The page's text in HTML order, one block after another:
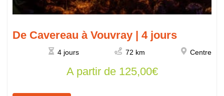
De Cavereau à Vouvray | 4 jours
4 jours 72 km Centre
A partir de 125,00€